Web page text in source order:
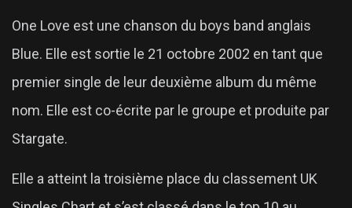
One Love est une chanson du boys band anglais
Blue. Elle est sortie le 21 octobre 2002 en tant que
premier single de leur deuxième album du même
nom. Elle est co-écrite par le groupe et produite par
Stargate.
Elle a atteint la troisième place du classement UK